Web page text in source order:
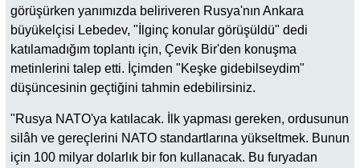
görüşürken yanımızda beliriveren Rusya'nın Ankara
büyükelçisi Lebedev, "İlginç konular görüşüldü" dedi
katılamadığım toplantı için, Çevik Bir'den konuşma
metinlerini talep etti. İçimden "Keşke gidebilseydim"
düşüncesinin geçtiğini tahmin edebilirsiniz.
"Rusya NATO'ya katılacak. İlk yapması gereken, ordusunun
silâh ve gereçlerini NATO standartlarına yükseltmek. Bunun
için 100 milyar dolarlık bir fon kullanacak. Bu furyadan